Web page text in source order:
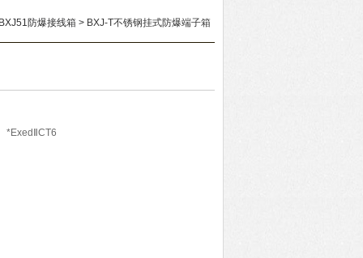
防爆接线箱 > BXJ-T不锈钢挂式防爆端子箱
*ExedⅡCT6